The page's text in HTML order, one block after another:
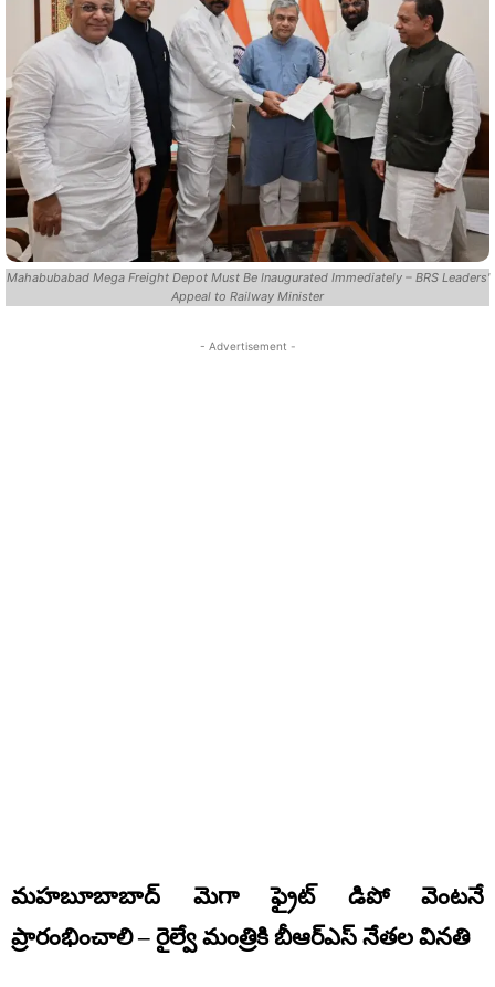
Mahabubabad Mega Freight Depot Must Be Inaugurated Immediately – BRS Leaders'
Appeal to Railway Minister
- Advertisement -
మహబూబాబాద్ మెగా ఫ్రైట్ డిపో వెంటనే
ప్రారంభించాలి – రైల్వే మంత్రికి బీఆర్‌ఎస్ నేతల వినతి